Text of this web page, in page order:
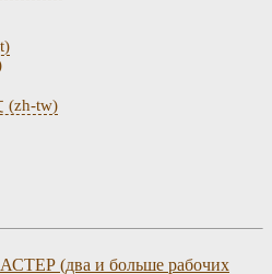
(zh-tw)
(два и больше рабочих